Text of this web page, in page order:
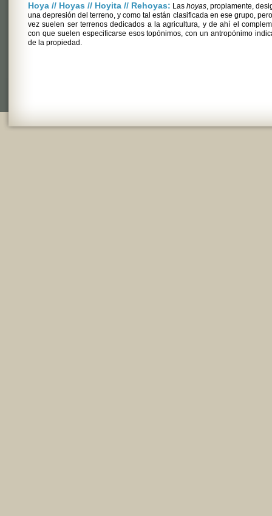
Hoya // Hoyas // Hoyita // Rehoyas: Las hoyas, propiamente,
una depresión del terreno, y como tal están clasificada en ese grupo,
vez suelen ser terrenos dedicados a la agricultura, y de ahí el
con que suelen especificarse esos topónimos, con un antropónimo
de la propiedad.